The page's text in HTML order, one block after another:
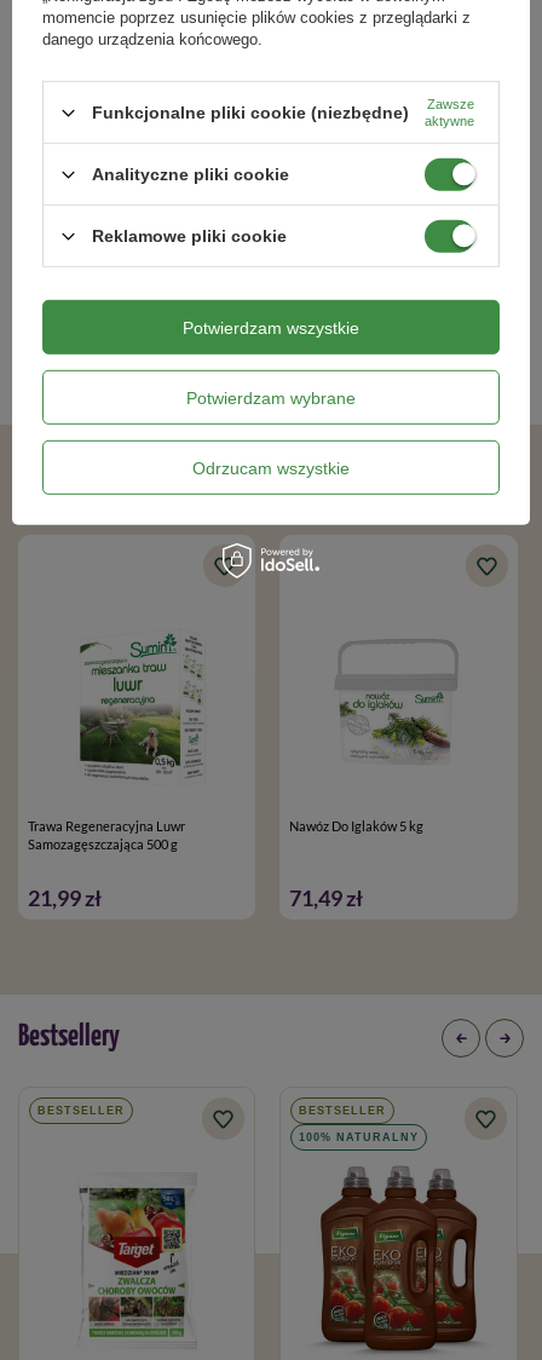
6 stopni.
Kostrzewa czerwona - 20%
W związku z zmianami rynkowymi i dostępnością
poszczególnych odmian, rzeczywisty skład mieszanki może
ulegać drobnym zmianom pomiędzy partiami produkcyjnymi.
Karbicure SP 5 g Sumin
Karate Spray RTU Gotowy Do
Użycia Zwalcza Gąsienice, Mszyce
Kategorie powiązane
Podobne produkty
Trawa Regeneracyjna Luwr
Samozagęszczająca 500 g
21,99 zł
Nawóz Do Iglaków 5 kg
71,49 zł
Bestsellery
BESTSELLER BESTSELLER
100% NATURALNY
momencie poprzez usunięcie plików cookies z przeglądarki z
danego urządzenia końcowego.
Funkcjonalne pliki cookie (niezbędne)
Zawsze
aktywne
Analityczne pliki cookie
Reklamowe pliki cookie
Potwierdzam wybrane
Odrzucam wszystkie
Potwierdzam wszystkie